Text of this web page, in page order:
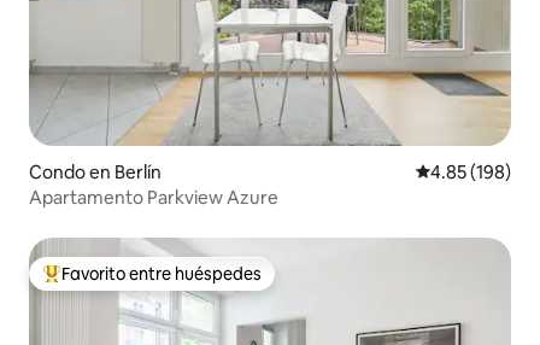
Condo en Berlín Calificación
4.85 (198)
Apartamento Parkview Azure
Favorito entre huéspedes preferido
Favorito entre huéspedes